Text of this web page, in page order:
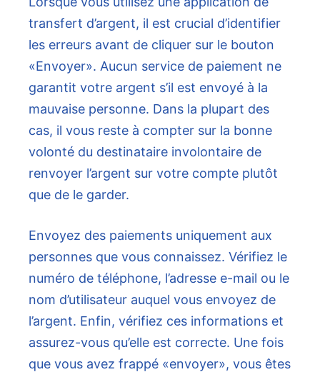
transfert d’argent, il est crucial d’identifier
les erreurs avant de cliquer sur le bouton
«Envoyer». Aucun service de paiement ne
garantit votre argent s’il est envoyé à la
mauvaise personne. Dans la plupart des
cas, il vous reste à compter sur la bonne
volonté du destinataire involontaire de
renvoyer l’argent sur votre compte plutôt
que de le garder.
Envoyez des paiements uniquement aux
personnes que vous connaissez. Vérifiez le
numéro de téléphone, l’adresse e-mail ou le
nom d’utilisateur auquel vous envoyez de
l’argent. Enfin, vérifiez ces informations et
assurez-vous qu’elle est correcte. Une fois
que vous avez frappé «envoyer», vous êtes